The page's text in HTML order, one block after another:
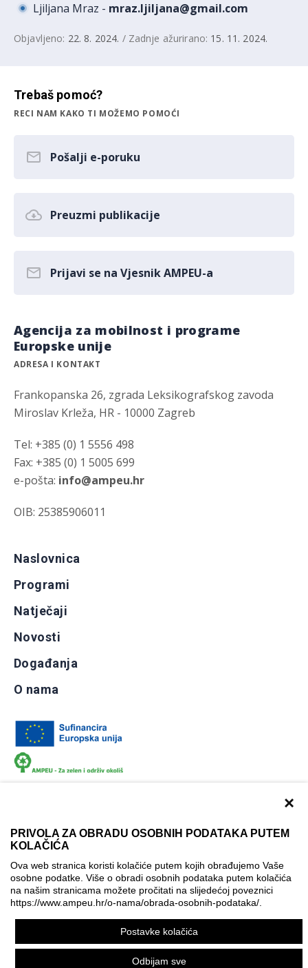
×
PRIVOLA ZA OBRADU OSOBNIH PODATAKA PUTEM
KOLAČIĆA
Ova web stranica koristi kolačiće putem kojih obrađujemo Vaše
osobne podatke. Više o obradi osobnih podataka putem kolačića
na našim stranicama možete pročitati na slijedećoj poveznici
https://www.ampeu.hr/o-nama/obrada-osobnih-podataka/
Postavke kolačića
Odbijam sve
Ljiljana Mraz - mraz.ljiljana@gmail.com
Objavljeno: 22. 8. 2024. / Zadnje ažurirano: 15. 11. 2024.
Trebaš pomoć?
RECI NAM KAKO TI MOŽEMO POMOĆI
Pošalji e-poruku
Preuzmi publikacije
Prijavi se na Vjesnik AMPEU-a
Agencija za mobilnost i programe
Europske unije
ADRESA I KONTAKT
Frankopanska 26, zgrada Leksikografskog zavoda
Miroslav Krleža, HR - 10000 Zagreb
Tel: +385 (0) 1 5556 498
Fax: +385 (0) 1 5005 699
e-pošta: info@ampeu.hr
OIB: 25385906011
Naslovnica
Programi
Natječaji
Novosti
Događanja
O nama
Izjava o pristupačnosti
Politika korištenja kolačića
Postavke kolačića
Ova mrežna stranica je ostvarena uz financijsku potporu
Europske komisije. Ona izražava isključivo stajalište autora